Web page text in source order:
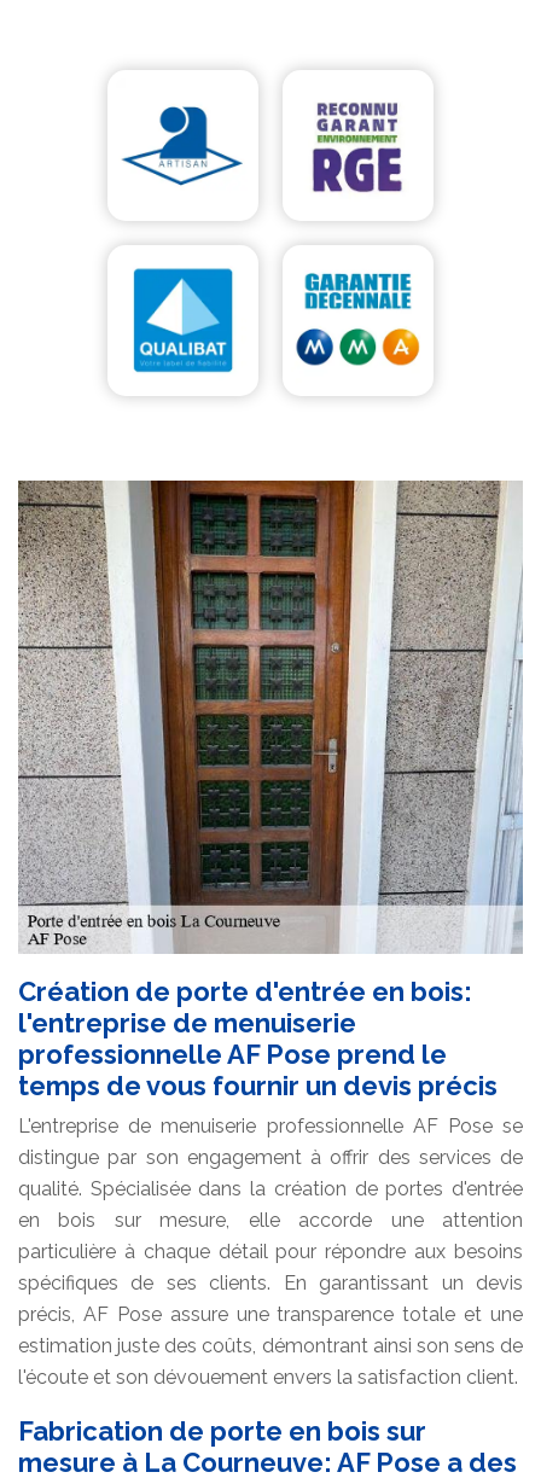
Création de porte d'entrée en bois:
l'entreprise de menuiserie
professionnelle AF Pose prend le
temps de vous fournir un devis précis
L'entreprise de menuiserie professionnelle AF Pose se
distingue par son engagement à offrir des services de
qualité. Spécialisée dans la création de portes d'entrée
en bois sur mesure, elle accorde une attention
particulière à chaque détail pour répondre aux besoins
spécifiques de ses clients. En garantissant un devis
précis, AF Pose assure une transparence totale et une
estimation juste des coûts, démontrant ainsi son sens de
l'écoute et son dévouement envers la satisfaction client.
Fabrication de porte en bois sur
mesure à La Courneuve: AF Pose a des